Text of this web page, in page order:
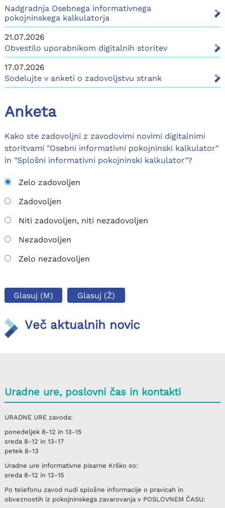
Nadgradnja Osebnega informativnega
pokojninskega kalkulatorja
21.07.2026
Obvestilo uporabnikom digitalnih storitev
17.07.2026
Sodelujte v anketi o zadovoljstvu strank
Anketa
Kako ste zadovoljni z zavodovimi novimi digitalnimi
storitvami "Osebni informativni pokojninski kalkulator"
in "Splošni informativni pokojninski kalkulator"?
Zelo zadovoljen
Zadovoljen
Niti zadovoljen, niti nezadovoljen
Nezadovoljen
Zelo nezadovoljen
Glasuj (M) Glasuj (Ž)
Več aktualnih novic
Uradne ure, poslovni čas in kontakti
URADNE UREzavoda:
ponedeljek8-12 in 13-15
sreda8-12 in 13-17
petek8-13
Uradne ure informativne pisarne Krško so:
sreda8-12 in 13-15
Po telefonu zavod nudi splošne informacije o pravicah in
obveznostih iz pokojninskega zavarovanja v POSLOVNEM ČASU: